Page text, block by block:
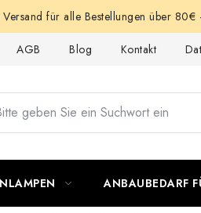
Versand für alle Bestellungen über
AGB Blog Kontakt
ANBAUBEDARF